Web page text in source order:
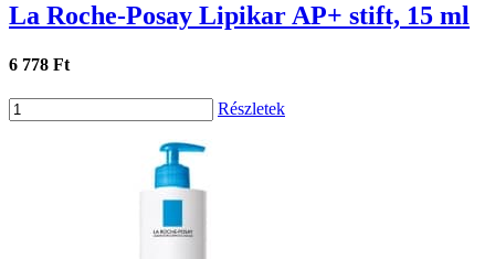
La Roche-Posay Lipikar AP+ stift, 15 ml
6 778 Ft
Részletek